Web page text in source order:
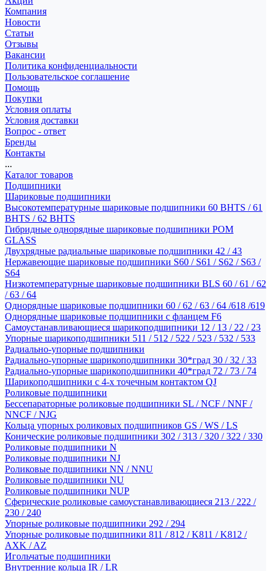
Компания
Новости
Статьи
Отзывы
Вакансии
Политика конфиденциальности
Пользовательское соглашение
Помощь
Покупки
Условия оплаты
Условия доставки
Вопрос - ответ
Бренды
Контакты
...
Каталог товаров
Подшипники
Шариковые подшипники
Высокотемпературные шариковые подшипники 60 BHTS / 61
BHTS / 62 BHTS
Гибридные однорядные шариковые подшипники POM
GLASS
Двухрядные радиальные шариковые подшипники 42 / 43
Нержавеющие шариковые подшипники S60 / S61 / S62 / S63 /
S64
Низкотемпературные шариковые подшипники BLS 60 / 61 / 62
/ 63 / 64
Однорядные шариковые подшипники 60 / 62 / 63 / 64 /618 /619
Однорядные шариковые подшипники с фланцем F6
Самоустанавливающиеся шарикоподшипники 12 / 13 / 22 / 23
Упорные шарикоподшипники 511 / 512 / 522 / 523 / 532 / 533
Радиально-упорные подшипники
Радиально-упорные шарикоподшипники 30*град 30 / 32 / 33
Радиально-упорные шарикоподшипники 40*град 72 / 73 / 74
Шарикоподшипники с 4-х точечным контактом QJ
Роликовые подшипники
Бессепараторные роликовые подшипники SL / NCF / NNF /
NNCF / NJG
Кольца упорных роликовых подшипников GS / WS / LS
Конические роликовые подшипники 302 / 313 / 320 / 322 / 330
Роликовые подшипники N
Роликовые подшипники NJ
Роликовые подшипники NN / NNU
Роликовые подшипники NU
Роликовые подшипники NUP
Сферические роликовые самоустанавливающиеся 213 / 222 /
230 / 240
Упорные роликовые подшипники 292 / 294
Упорные роликовые подшипники 811 / 812 / K811 / K812 /
AXK / AZ
Игольчатые подшипники
Внутренние кольца IR / LR